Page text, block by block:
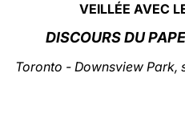
VEILLÉE AVEC
DISCOURS DU
Toronto - Downsview Park,